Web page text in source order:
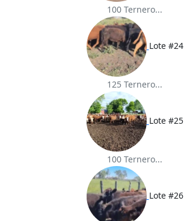
100 Ternero...
Lote #24
125 Ternero...
Lote #25
100 Ternero...
Lote #26